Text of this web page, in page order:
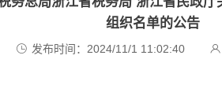
组织名单的公告
发布时间：2024/11/1 11:02:40